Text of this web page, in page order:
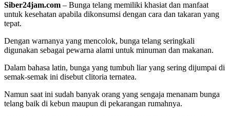
Siber24jam.com – Bunga telang memiliki khasiat dan manfaat
untuk kesehatan apabila dikonsumsi dengan cara dan takaran yang
tepat.
Dengan warnanya yang mencolok, bunga telang seringkali
digunakan sebagai pewarna alami untuk minuman dan makanan.
Dalam bahasa latin, bunga yang tumbuh liar yang sering dijumpai di
semak-semak ini disebut clitoria ternatea.
Namun saat ini sudah banyak orang yang sengaja menanam bunga
telang baik di kebun maupun di pekarangan rumahnya.